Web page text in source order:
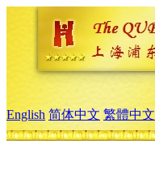
English 简体中文 繁體中文